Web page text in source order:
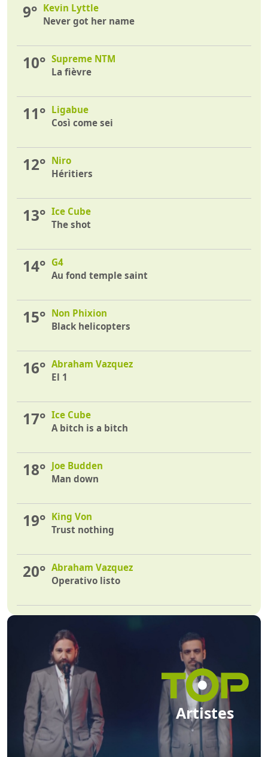
9° Kevin Lyttle
Never got her name
10° Supreme NTM
La fièvre
11° Ligabue
Così come sei
12° Niro
Héritiers
13° Ice Cube
The shot
14° G4
Au fond temple saint
15° Non Phixion
Black helicopters
16° Abraham Vazquez
El 1
17° Ice Cube
A bitch is a bitch
18° Joe Budden
Man down
19° King Von
Trust nothing
20° Abraham Vazquez
Operativo listo
Artistes